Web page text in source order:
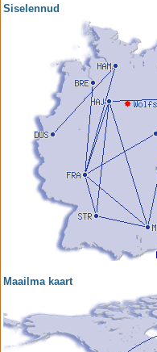
Siselennud
Maailma kaart